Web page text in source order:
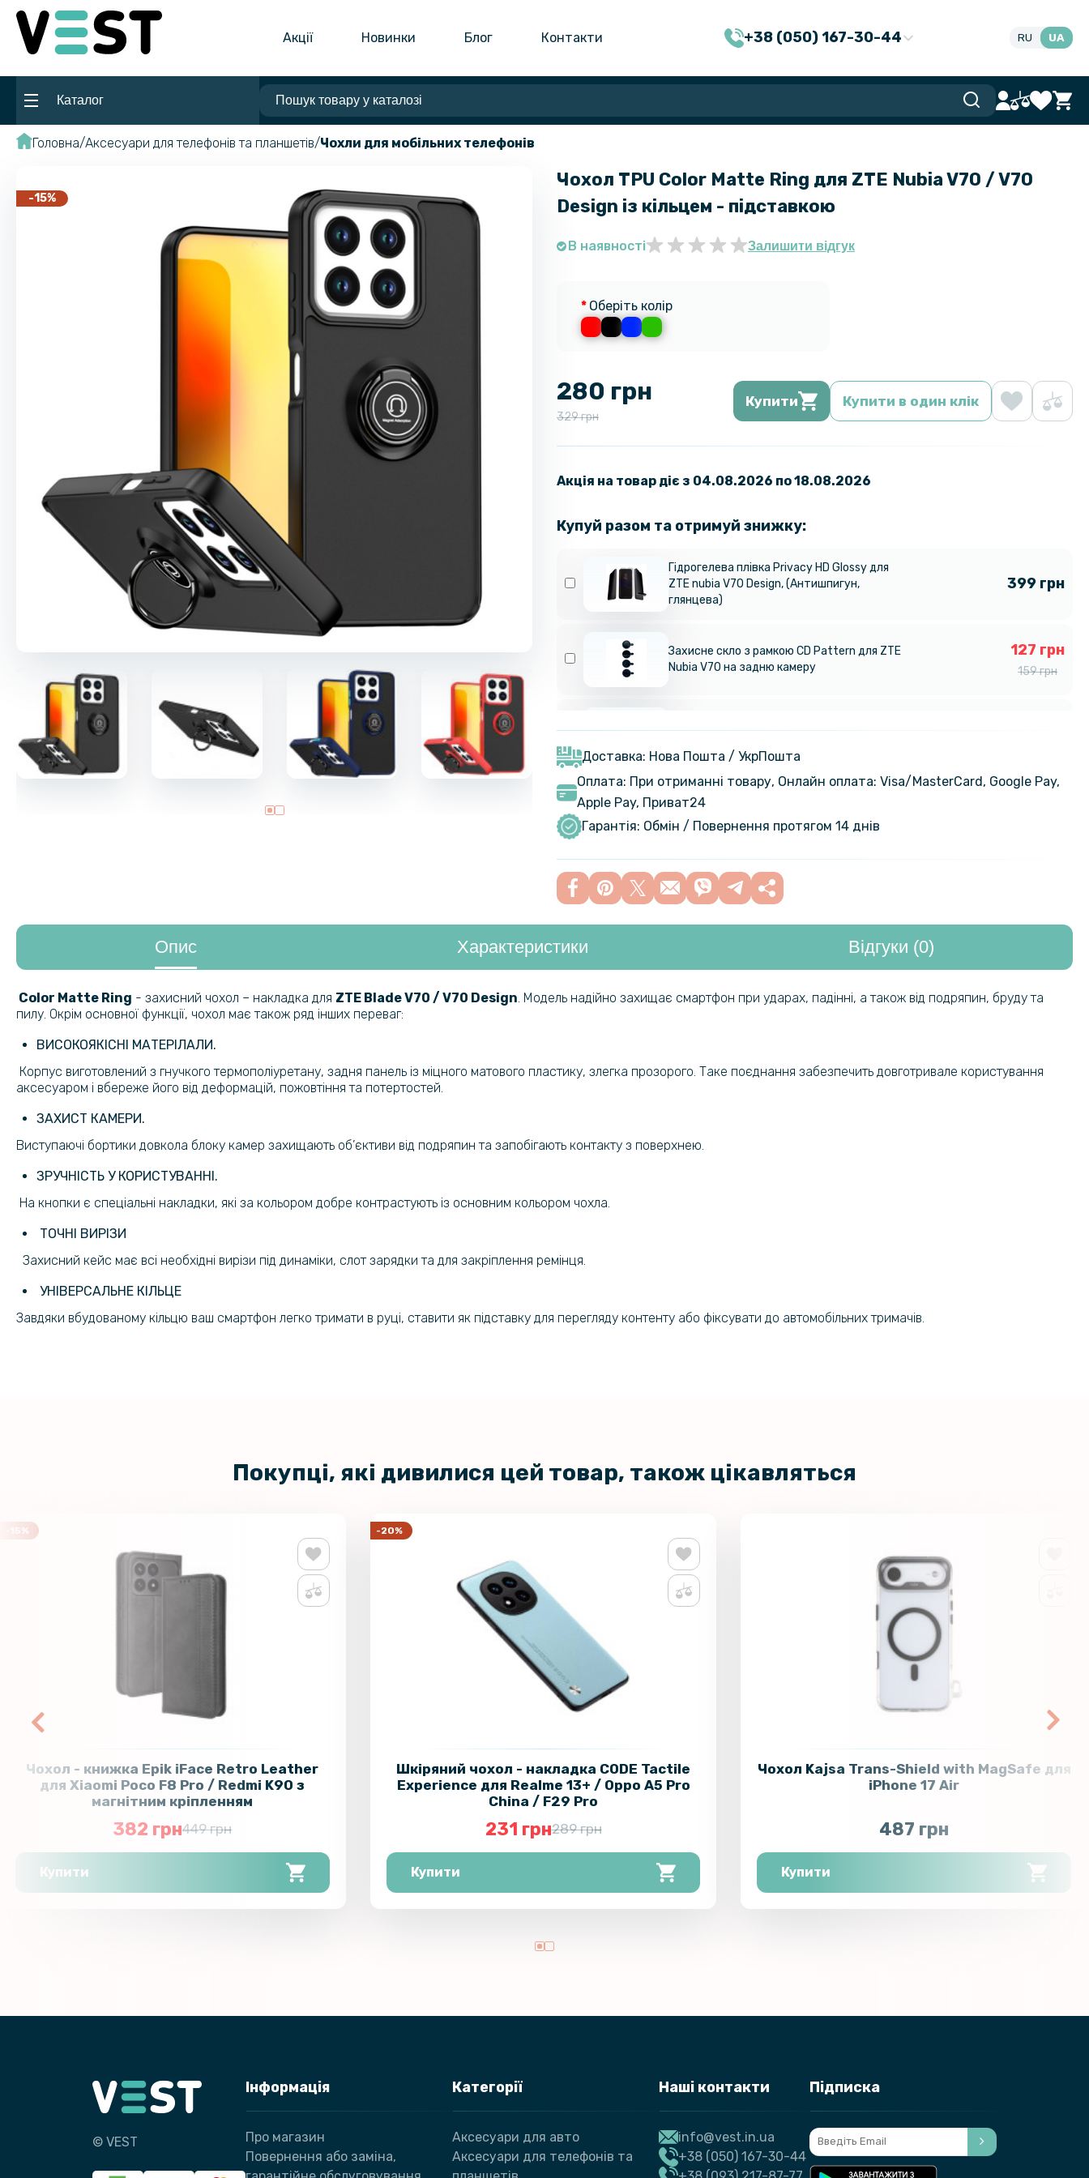
Акції Новинки Блог Контакти +38 (050) 167-30-44 RU UA
Каталог
Головна Аксесуари для телефонів та планшетів Чохли для мобільних телефонів
-15%
Чохол TPU Color Matte Ring для ZTE Nubia V70 / V70
Design із кільцем - підставкою
В наявності Залишити відгук
Оберіть колір
280 грн
329 грн
Купити Купити в один клік
Акція на товар діє з 04.08.2026 по 18.08.2026
Купуй разом та отримуй знижку:
Гідрогелева плівка Privacy HD Glossy для
ZTE nubia V70 Design​, (Антишпигун,
глянцева)
399 грн
Захисне скло з рамкою CD Pattern для ZTE
Nubia V70 на задню камеру
127 грн
159 грн
Захисне скло Full Screen для ZTE Nubia V70
Design
Захисне скло Full Screen для ZTE Nubia V70
Гідрогелева плівка Hydrogel Film для ZTE
nubia V70 Design​, Transparent
199 грн
Доставка: Нова Пошта / УкрПошта
Оплата: При отриманні товару, Онлайн оплата: Visa/MasterСard, Google Pay,
Apple Pay, Приват24
Гарантія: Обмін / Повернення протягом 14 днів
Опис Характеристики Відгуки (0)
Color Matte Ring - захисний чохол – накладка для ZTE Blade V70 / V70 Design . Модель надійно захищає смартфон при ударах, падінні, а також від подряпин, бруду та
пилу. Окрім основної функції, чохол має також ряд інших переваг:
ВИСОКОЯКІСНІ МАТЕРІЛАЛИ.
Корпус виготовлений з гнучкого термополіуретану, задня панель із міцного матового пластику, злегка прозорого. Таке поєднання забезпечить довготривале користування
аксесуаром і вбереже його від деформацій, пожовтіння та потертостей.
ЗАХИСТ КАМЕРИ.
Виступаючі бортики довкола блоку камер захищають об’єктиви від подряпин та запобігають контакту з поверхнею.
ЗРУЧНІСТЬ У КОРИСТУВАННІ.
На кнопки є спеціальні накладки, які за кольором добре контрастують із основним кольором чохла.
ТОЧНІ ВИРІЗИ
Захисний кейс має всі необхідні вирізи під динаміки, слот зарядки та для закріплення ремінця.
УНІВЕРСАЛЬНЕ КІЛЬЦЕ
Завдяки вбудованому кільцю ваш смартфон легко тримати в руці, ставити як підставку для перегляду контенту або фіксувати до автомобільних тримачів.
Покупці, які дивилися цей товар, також цікавляться
-15%
Чохол - книжка Epik iFace Retro Leather
для Xiaomi Poco F8 Pro / Redmi K90 з
магнітним кріпленням
382 грн449 грн
Купити
-20%
Шкіряний чохол - накладка CODE Tactile
Experience для Realme 13+ / Oppo A5 Pro
China / F29 Pro​
231 грн289 грн
Купити
Чохол Kajsa Trans-Shield with MagSafe для
iPhone 17 Air
487 грн
Купити
© VEST
Інформація
Про магазин
Повернення або заміна,
Категорії
Аксесуари для авто
Аксесуари для телефонів та
Наші контакти
info@vest.in.ua
+38 (050) 167-30-44
Підписка